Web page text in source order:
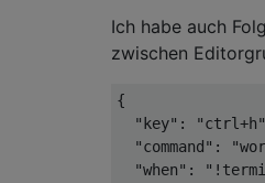
Ich habe auch
zwischen
{
"key":
"command":
"when":